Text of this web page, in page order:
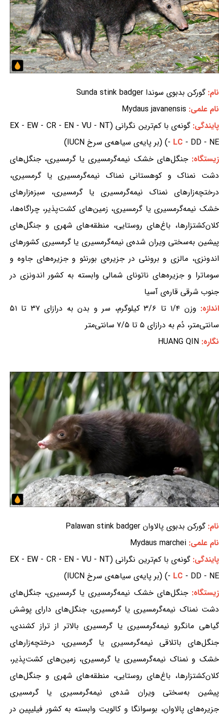
نام:گورکن بدبوی سوندا Sunda stink badger
نام علمی: Mydaus javanensis
پایندگی:
گونه‌ی با کم‌ترین نگرانی (EX - EW - CR - EN - VU - NT
- LC - DD - NE) (بر پایه‌ی سیاهه‌ی سرخ IUCN)
زیستگاه:جنگل‌های خشک نیمه‌گرمسیری یا گرمسیری، جنگل‌های
دشت نمناک و کوهستانی نمناک نیمه‌گرمسیری یا گرمسیری،
درختچه‌زارهای نمناک نیمه‌گرمسیری یا گرمسیری، سبزه‌زارهای
خشک نیمه‌گرمسیری یا گرمسیری، زمین‌های کشت‌پذیر، چراگاه‌ها،
کلان‌کشتزارها، باغ‌های روستایی، منطقه‌های شهری و جنگل‌های
پیشین به‌سختی ویران شده‌ی نیمه‌گرمسیری یا گرمسیری کشورهای
اندونزی، مالزی و برونئی در جزیره‌ی بورنئو و جزیره‌های جاوه و
سوماترا و جزیره‌های ناتونای شمالی وابسته به کشور اندونزی در
جنوب شرقی قاره‌ی آسیا
اندازه:
وزن ۱/۴ تا ۳/۶ کیلوگرم، سر و بدن به درازای ۳۷ تا ۵۱
سانتی‌متر، دُم به درازای ۵ تا ۷/۵ سانتی‌متر
نگاره: HUANG QIN
نام:گورکن بدبوی پالاوان Palawan stink badger
نام علمی: Mydaus marchei
پایندگی:
گونه‌ی با کم‌ترین نگرانی (EX - EW - CR - EN - VU - NT
- LC - DD - NE) (بر پایه‌ی سیاهه‌ی سرخ IUCN)
زیستگاه:جنگل‌های خشک نیمه‌گرمسیری یا گرمسیری، جنگل‌های
دشت نمناک نیمه‌گرمسیری یا گرمسیری، جنگل‌های دارای پوشش
گیاهی مانگرو نیمه‌گرمسیری یا گرمسیری بالاتر از تراز کشندی،
جنگل‌های باتلاقی نیمه‌گرمسیری یا گرمسیری، درختچه‌زارهای
خشک و نمناک نیمه‌گرمسیری یا گرمسیری، زمین‌های کشت‌پذیر،
کلان‌کشتزارها، باغ‌های روستایی، منطقه‌های شهری و جنگل‌های
پیشین به‌سختی ویران شده‌ی نیمه‌گرمسیری یا گرمسیری
جزیره‌های پالاوان، بوسوانگا و کالویت وابسته به کشور فیلیپین در